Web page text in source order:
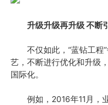
升级升级再升级 不断
不仅如此，“蓝钻工程”
艺，不断进行优化和升级
国际化。
例如，2016年11月，业